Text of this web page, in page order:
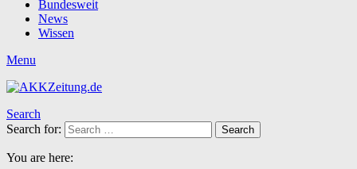
Bundesweit
News
Wissen
Menu
Search
Search for:
Search
You are here: